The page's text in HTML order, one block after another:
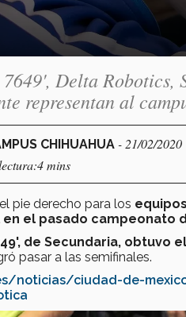
7649', Delta Robotics,
representan al
CHIHUAHUA - 21/02/2020
mins
pie derecho para los
en el pasado campeonato
de Secundaria, obtuvo
pasar a las semifinales.
noticias/ciudad-de-